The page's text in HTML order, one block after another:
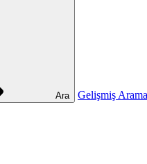
Ara Gelişmiş